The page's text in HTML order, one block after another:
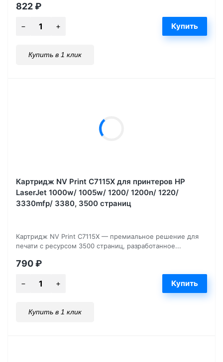
822₽
Купить в 1 клик
Картридж NV Print C7115X для принтеров HP
LaserJet 1000w/ 1005w/ 1200/ 1200n/ 1220/
3330mfp/ 3380, 3500 страниц
Картридж NV Print C7115X — премиальное решение для
печати с ресурсом 3500 страниц, разработанное...
790₽
Купить в 1 клик